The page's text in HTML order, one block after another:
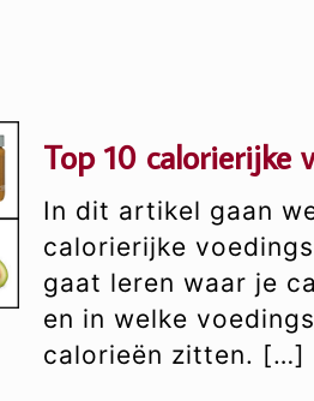
Top 10 calorierijke
In dit artikel gaan
calorierijke
gaat leren waar je
en in welke
calorieën zitten. […]